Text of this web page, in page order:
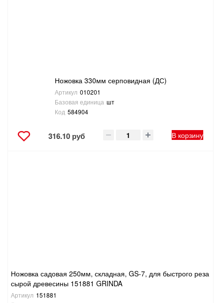
Ножовка 330мм серповидная (ДС)
Артикул 010201
Базовая единица шт
Код 584904
316.10 руб В корзину
Ножовка садовая 250мм, складная, GS-7, для быстрого реза
сырой древесины 151881 GRINDA
Артикул 151881